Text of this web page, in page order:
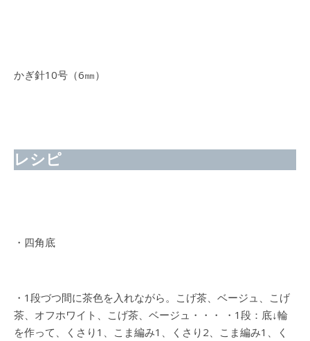
かぎ針10号（6㎜）
レシピ
・四角底
・1段づつ間に茶色を入れながら。こげ茶、ベージュ、こげ
茶、オフホワイト、こげ茶、ベージュ・・・ ・1段：底↓輪
を作って、くさり1、こま編み1、くさり2、こま編み1、く